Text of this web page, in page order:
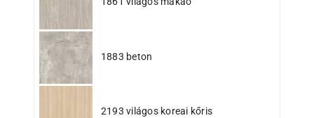
1883 beton
2193 világos koreai kőris